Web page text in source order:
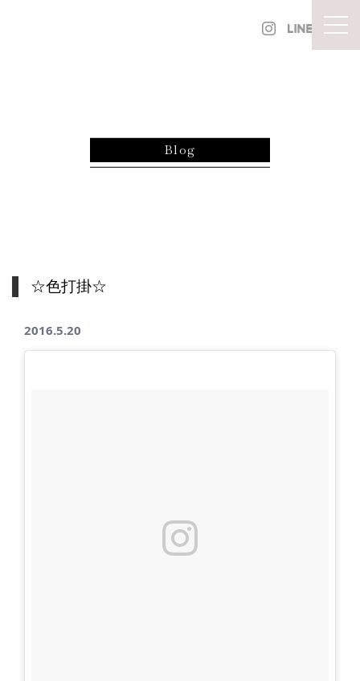
Blog
☆色打掛☆
2016.5.20